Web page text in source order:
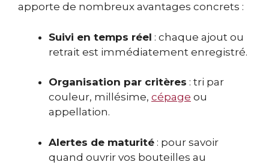
apporte de nombreux avantages concrets :
Suivi en temps réel : chaque ajout ou
retrait est immédiatement enregistré.
Organisation par critères : tri par
couleur, millésime, cépage ou
appellation.
Alertes de maturité : pour savoir
quand ouvrir vos bouteilles au